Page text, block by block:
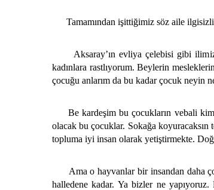
Tamamından işittiğimiz söz aile
Aksaray’ın evliya çelebisi gibi ilimizi
kadınlara rastlıyorum. Beylerin
çocuğu anlarım da bu kadar çocuk neyin
Be kardeşim bu çocukların vebali
olacak bu çocuklar. Sokağa
topluma iyi insan olarak yetiştirmekte.
Ama o hayvanlar bir insandan daha
halledene kadar. Ya bizler ne